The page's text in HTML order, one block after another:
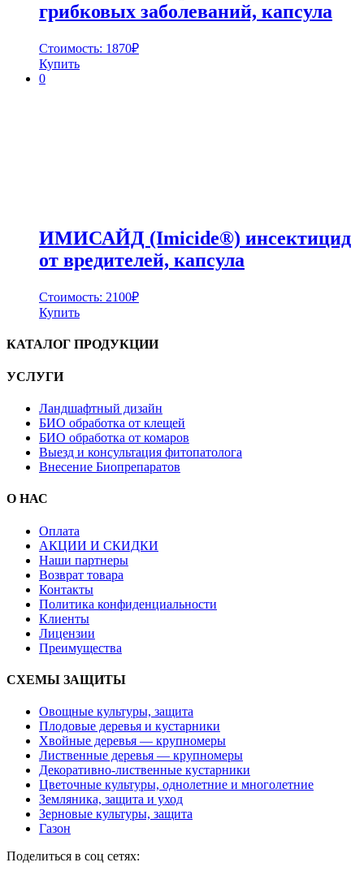
грибковых заболеваний, капсула
Стоимость: 1870₽
Купить
0
ИМИСАЙД (Imicide®) инсектицид
от вредителей, капсула
Стоимость: 2100₽
Купить
КАТАЛОГ ПРОДУКЦИИ
УСЛУГИ
Ландшафтный дизайн
БИО обработка от клещей
БИО обработка от комаров
Выезд и консультация фитопатолога
Внесение Биопрепаратов
О НАС
Оплата
АКЦИИ И СКИДКИ
Наши партнеры
Возврат товара
Контакты
Политика конфиденциальности
Клиенты
Лицензии
Преимущества
СХЕМЫ ЗАЩИТЫ
Овощные культуры, защита
Плодовые деревья и кустарники
Хвойные деревья — крупномеры
Лиственные деревья — крупномеры
Декоративно-лиственные кустарники
Цветочные культуры, однолетние и многолетние
Земляника, защита и уход
Зерновые культуры, защита
Газон
Поделиться в соц сетях: